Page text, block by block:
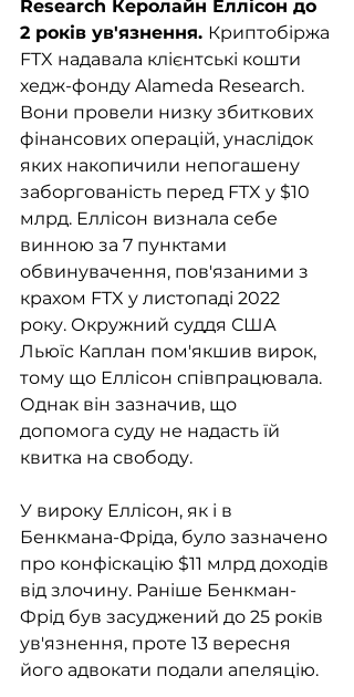
Research Керолайн Еллісон до
2 років ув'язнення. Криптобіржа
FTX надавала клієнтські кошти
хедж-фонду Alameda Research.
Вони провели низку збиткових
фінансових операцій, унаслідок
яких накопичили непогашену
заборгованість перед FTX у $10
млрд. Еллісон визнала себе
винною за 7 пунктами
обвинувачення, пов'язаними з
крахом FTX у листопаді 2022
року. Окружний суддя США
Льюїс Каплан пом'якшив вирок,
тому що Еллісон співпрацювала.
Однак він зазначив, що
допомога суду не надасть їй
квитка на свободу.
У вироку Еллісон, як і в
Бенкмана-Фріда, було зазначено
про конфіскацію $11 млрд доходів
від злочину. Раніше Бенкман-
Фрід був засуджений до 25 років
ув'язнення, проте 13 вересня
його адвокати подали апеляцію.